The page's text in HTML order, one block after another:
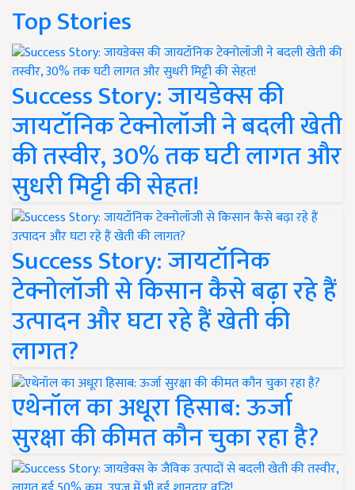
Top Stories
Success Story: जायडेक्स की
जायटॉनिक टेक्नोलॉजी ने बदली खेती
की तस्वीर, 30% तक घटी लागत और
सुधरी मिट्टी की सेहत!
Success Story: जायटॉनिक
टेक्नोलॉजी से किसान कैसे बढ़ा रहे हैं
उत्पादन और घटा रहे हैं खेती की
लागत?
एथेनॉल का अधूरा हिसाब: ऊर्जा
सुरक्षा की कीमत कौन चुका रहा है?